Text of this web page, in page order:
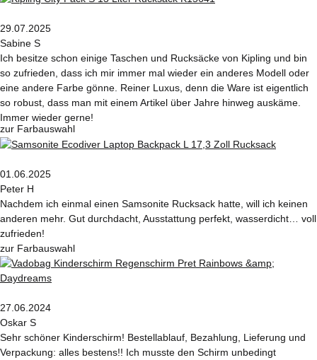
29.07.2025
Sabine S
Ich besitze schon einige Taschen und Rucksäcke von Kipling und bin
so zufrieden, dass ich mir immer mal wieder ein anderes Modell oder
eine andere Farbe gönne. Reiner Luxus, denn die Ware ist eigentlich
so robust, dass man mit einem Artikel über Jahre hinweg auskäme.
Immer wieder gerne!
zur Farbauswahl
01.06.2025
Peter H
Nachdem ich einmal einen Samsonite Rucksack hatte, will ich keinen
anderen mehr. Gut durchdacht, Ausstattung perfekt, wasserdicht… voll
zufrieden!
zur Farbauswahl
27.06.2024
Oskar S
Sehr schöner Kinderschirm! Bestellablauf, Bezahlung, Lieferung und
Verpackung: alles bestens!! Ich musste den Schirm unbedingt